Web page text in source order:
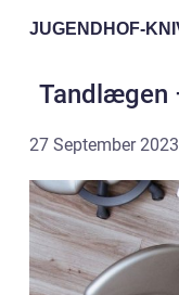
JUGENDHOF-
Tandlægen
27 September 2023